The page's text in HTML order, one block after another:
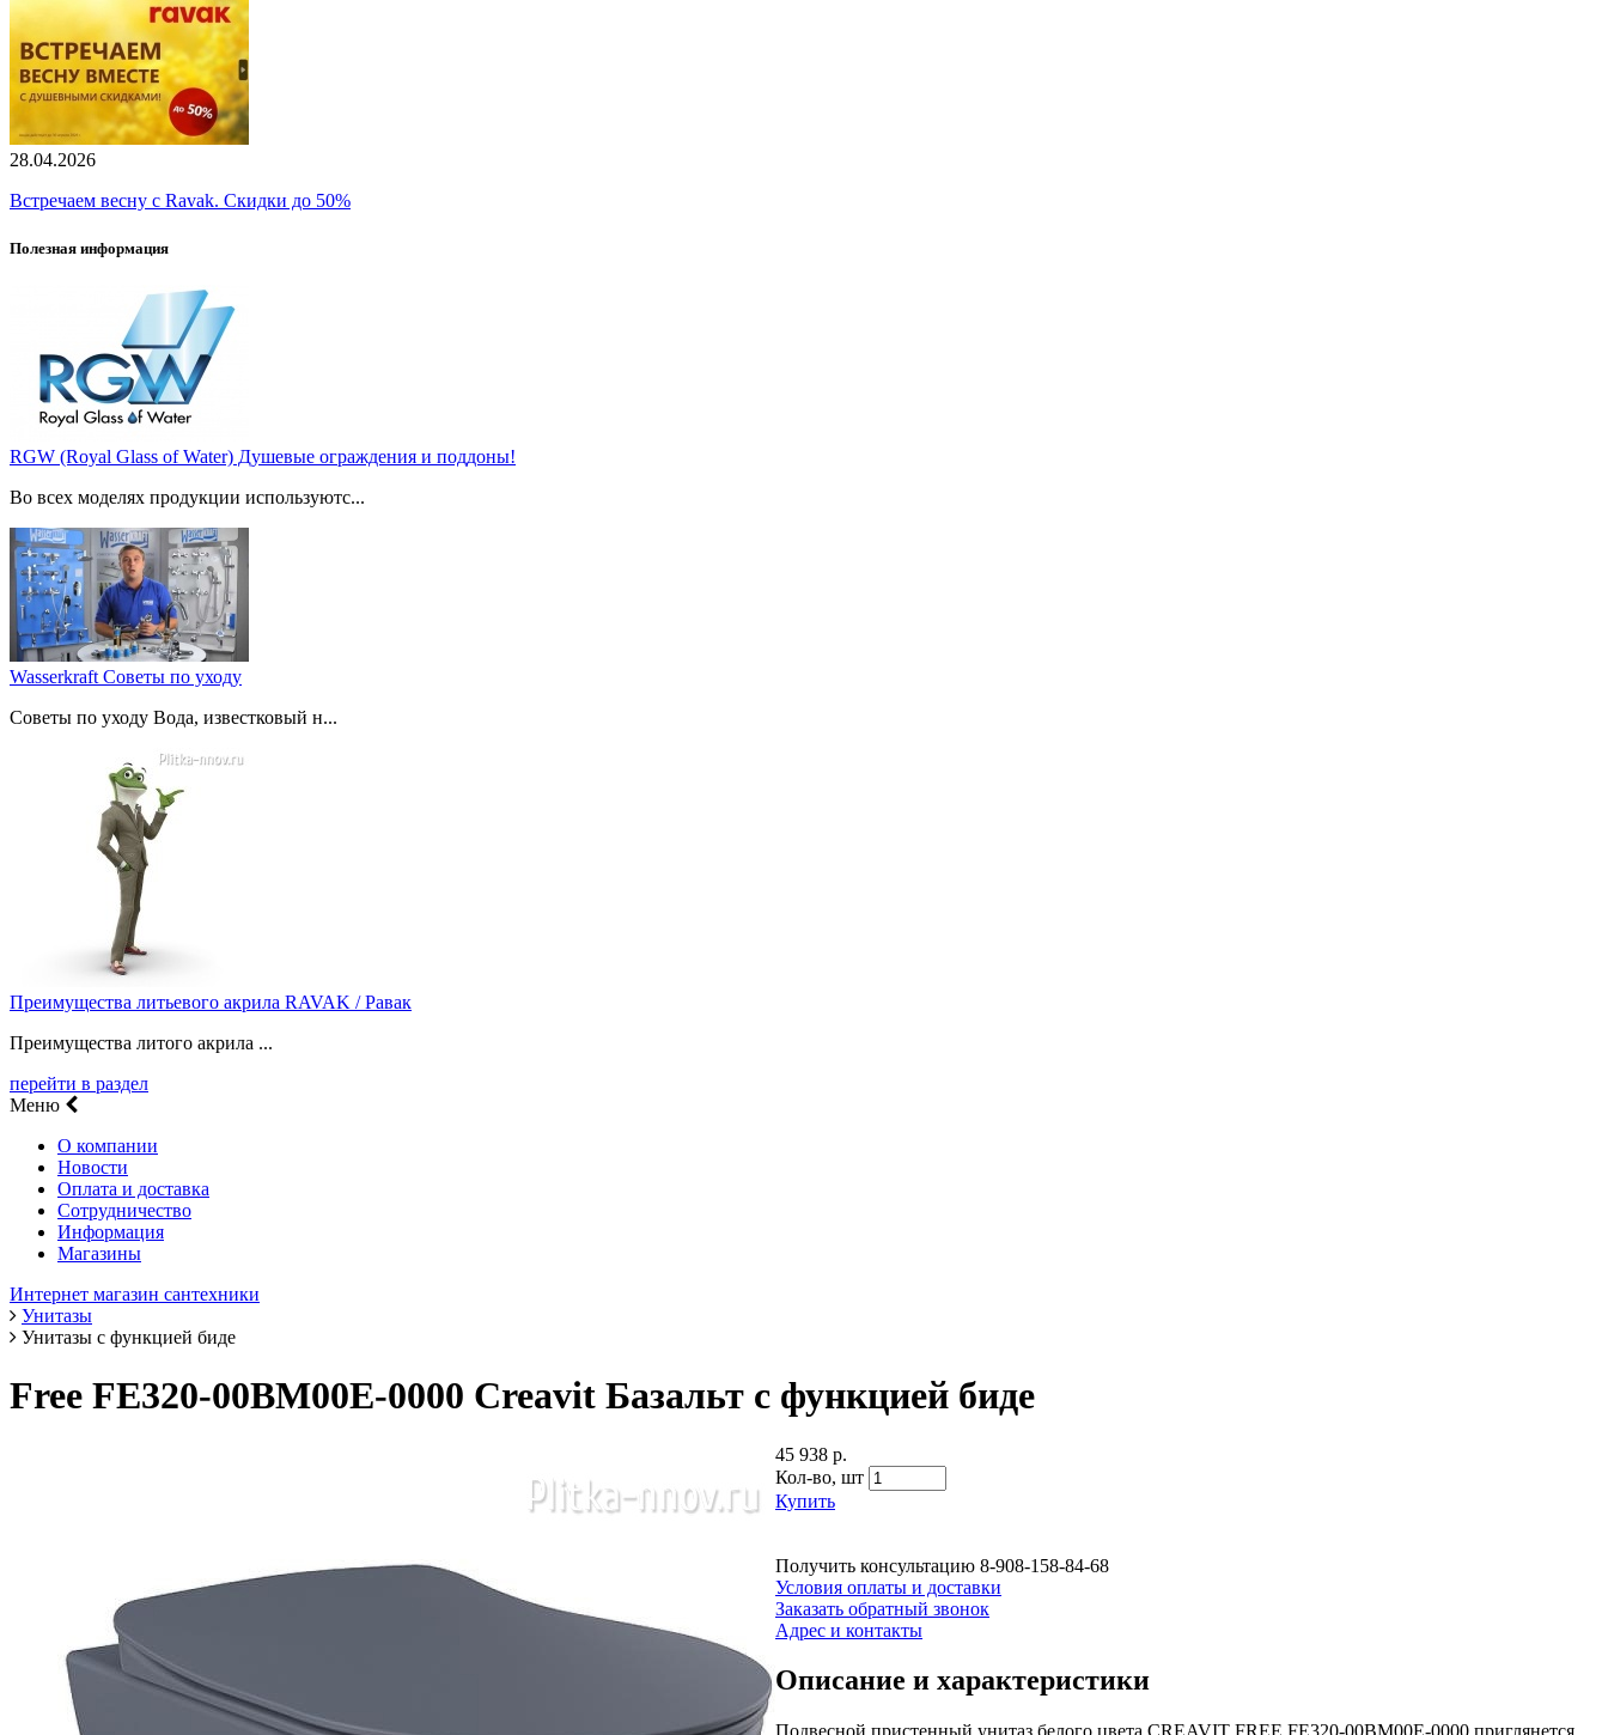
28.04.2026
Встречаем весну с Ravak. Скидки до 50%
Полезная информация
RGW (Royal Glass of Water) Душевые ограждения и поддоны!
Во всех моделях продукции используютс...
Wasserkraft Советы по уходу
Советы по уходу Вода, известковый н...
Преимущества литьевого акрила RAVAK / Равак
Преимущества литого акрила ...
перейти в раздел
Меню
О компании
Новости
Оплата и доставка
Сотрудничество
Информация
Магазины
Интернет магазин сантехники
Унитазы
Унитазы с функцией биде
Free FE320-00BM00E-0000 Creavit Базальт с функцией биде
45 938 р.
Кол-во, шт
Купить
Получить консультацию 8-908-158-84-68
Условия оплаты и доставки
Заказать обратный звонок
Адрес и контакты
Описание и характеристики